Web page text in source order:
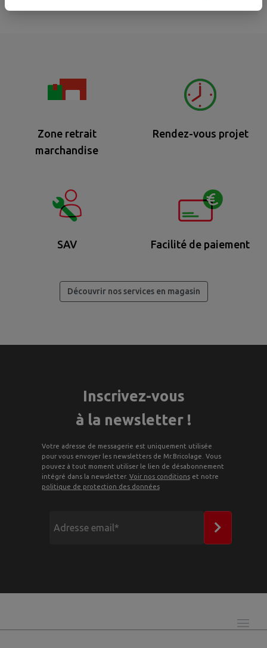
Zone retrait
marchandise
Rendez-vous projet
SAV Facilité de paiement
Découvrir nos services en magasin
Inscrivez-vous
à la newsletter !
Votre adresse de messagerie est uniquement utilisée
pour vous envoyer les newsletters de Mr.Bricolage. Vous
pouvez à tout moment utiliser le lien de désabonnement
intégré dans la newsletter. Voir nos conditionset notre
politique de protection des données